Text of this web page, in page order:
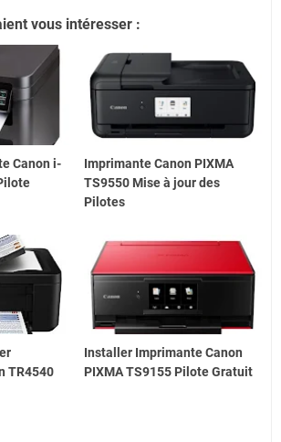
vous intéresser :
Canon i-
Imprimante Canon PIXMA
TS9550 Mise à jour des
Pilotes
TR4540
Installer Imprimante Canon
PIXMA TS9155 Pilote Gratuit